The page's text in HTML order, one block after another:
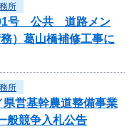
所
01号 公共 道路メン
）葛山橋補修工事に
所
県営基幹農道整備事業
般競争入札公告